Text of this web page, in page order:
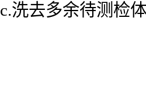
c.洗去多余待测检